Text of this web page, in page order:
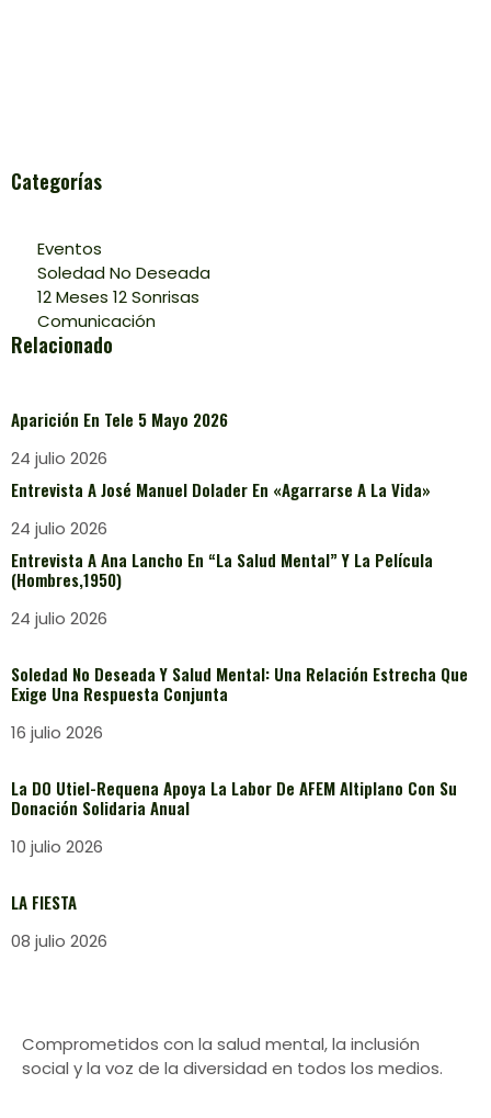
Categorías
Eventos
Soledad No Deseada
12 Meses 12 Sonrisas
Comunicación
Relacionado
Aparición En Tele 5 Mayo 2026
24 julio 2026
Entrevista A José Manuel Dolader En «Agarrarse A La Vida»
24 julio 2026
Entrevista A Ana Lancho En “La Salud Mental” Y La Película
(Hombres,1950)
24 julio 2026
Soledad No Deseada Y Salud Mental: Una Relación Estrecha Que
Exige Una Respuesta Conjunta
16 julio 2026
La DO Utiel-Requena Apoya La Labor De AFEM Altiplano Con Su
Donación Solidaria Anual
10 julio 2026
LA FIESTA
08 julio 2026
Comprometidos con la salud mental, la inclusión
social y la voz de la diversidad en todos los medios.